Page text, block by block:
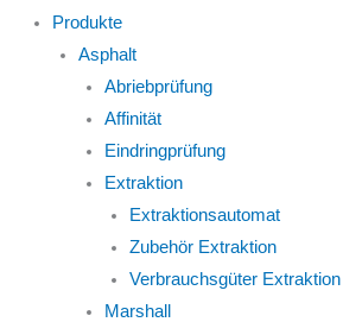
Produkte
Asphalt
Abriebprüfung
Affinität
Eindringprüfung
Extraktion
Extraktionsautomat
Zubehör Extraktion
Verbrauchsgüter Extraktion
Marshall